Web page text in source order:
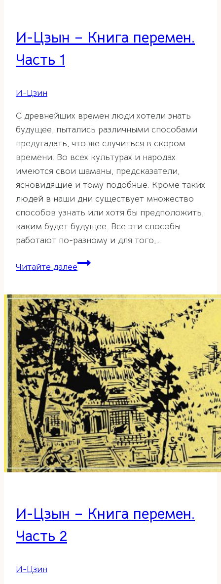
И-Цзын – Книга перемен.
Часть 1
И-Цзин
С древнейших времен люди хотели знать
будущее, пытались различными способами
предугадать, что же случиться в скором
времени. Во всех культурах и народах
имеются свои шаманы, предсказатели,
ясновидящие и тому подобные. Кроме таких
людей в наши дни существует множество
способов узнать или хотя бы предположить,
каким будет будущее. Все эти способы
работают по-разному и для того,…
Читайте далееИ-
Книга
перемен.
Часть
1
И-Цзын – Книга перемен.
Часть 2
И-Цзин